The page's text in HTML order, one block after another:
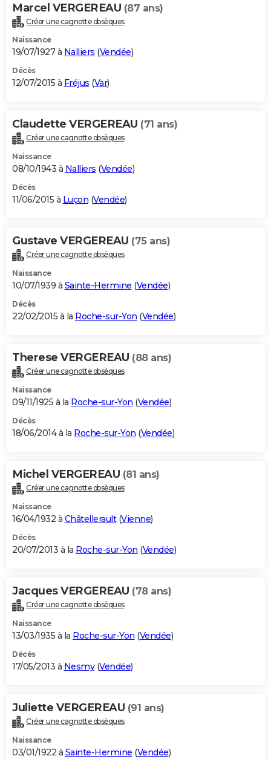
Marcel VERGEREAU (87 ans)
Créer une cagnotte obsèques
Naissance
19/07/1927 à Nalliers (Vendée)
Décès
12/07/2015 à Fréjus (Var)
Claudette VERGEREAU (71 ans)
Créer une cagnotte obsèques
Naissance
08/10/1943 à Nalliers (Vendée)
Décès
11/06/2015 à Luçon (Vendée)
Gustave VERGEREAU (75 ans)
Créer une cagnotte obsèques
Naissance
10/07/1939 à Sainte-Hermine (Vendée)
Décès
22/02/2015 à la Roche-sur-Yon (Vendée)
Therese VERGEREAU (88 ans)
Créer une cagnotte obsèques
Naissance
09/11/1925 à la Roche-sur-Yon (Vendée)
Décès
18/06/2014 à la Roche-sur-Yon (Vendée)
Michel VERGEREAU (81 ans)
Créer une cagnotte obsèques
Naissance
16/04/1932 à Châtellerault(Vienne)
Décès
20/07/2013 à la Roche-sur-Yon (Vendée)
Jacques VERGEREAU (78 ans)
Créer une cagnotte obsèques
Naissance
13/03/1935 à la Roche-sur-Yon (Vendée)
Décès
17/05/2013 à Nesmy(Vendée)
Juliette VERGEREAU (91 ans)
Créer une cagnotte obsèques
Naissance
03/01/1922 à Sainte-Hermine (Vendée)